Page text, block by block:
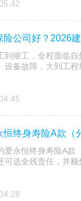
险公司好？2026
到竣工，全程面临
设备故障，大到工
恒终身寿险A款（
爱永恒终身寿险A款
可选全残责任，并